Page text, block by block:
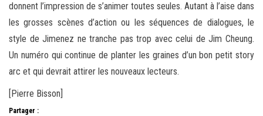
donnent l’impression de s’animer toutes seules. Autant à l’aise dans
les grosses scènes d’action ou les séquences de dialogues, le
style de Jimenez ne tranche pas trop avec celui de Jim Cheung.
Un numéro qui continue de planter les graines d’un bon petit story
arc et qui devrait attirer les nouveaux lecteurs.
[Pierre Bisson]
Partager :